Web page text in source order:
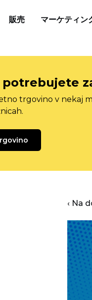
販売 マーケティン
potrebujete
trgovino v nekaj
‹ Na